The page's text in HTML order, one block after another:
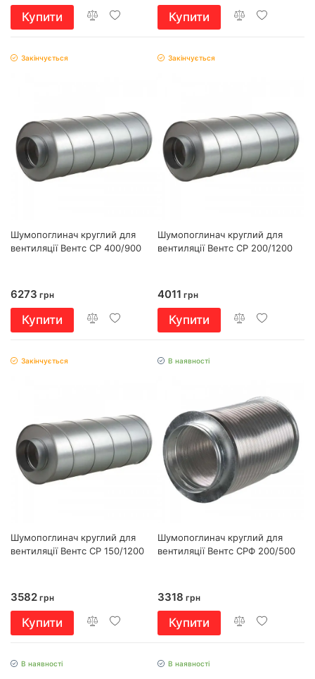
Купити Купити
Закінчується
Шумопоглинач круглий для
вентиляції Вентс СР 400/900
6273 грн
Купити
Закінчується
Шумопоглинач круглий для
вентиляції Вентс СР 200/1200
4011 грн
Купити
Закінчується
Шумопоглинач круглий для
вентиляції Вентс СР 150/1200
3582 грн
Купити
В наявності
Шумопоглинач круглий для
вентиляції Вентс СРФ 200/500
3318 грн
Купити
В наявності В наявності